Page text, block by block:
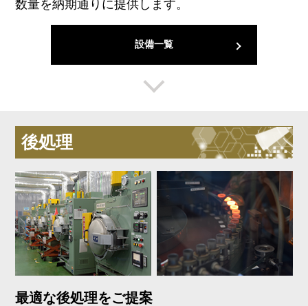
数量を納期通りに提供します。
設備一覧
後処理
最適な後処理をご提案